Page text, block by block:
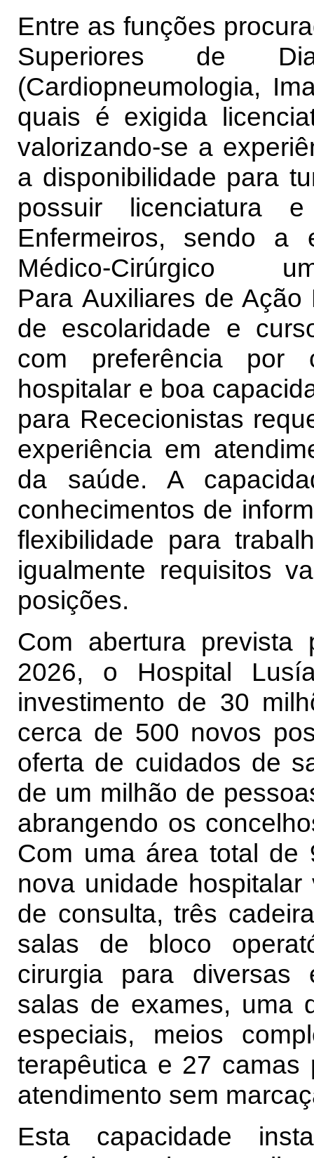
Entre as funções
Superiores de
(Cardiopneumologia,
quais é exigida
valorizando-se a
a disponibilidade para
possuir licenciatura
Enfermeiros, sendo a
Médico-Cirúrgico
Para Auxiliares de
de escolaridade e
com preferência por
hospitalar e boa
para Rececionistas
experiência em
da saúde. A
conhecimentos de
flexibilidade para
igualmente requisitos
posições.
Com abertura
2026, o Hospital
investimento de 30
cerca de 500 novos
oferta de cuidados de
de um milhão de
abrangendo os
Com uma área total de
nova unidade
de consulta, três
salas de bloco
cirurgia para diversas
salas de exames, uma
especiais, meios
terapêutica e 27 camas
atendimento sem
Esta capacidade